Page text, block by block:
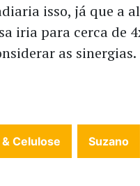
isso, já que a
iria para cerca de
as sinergias.
& Celulose Suzano